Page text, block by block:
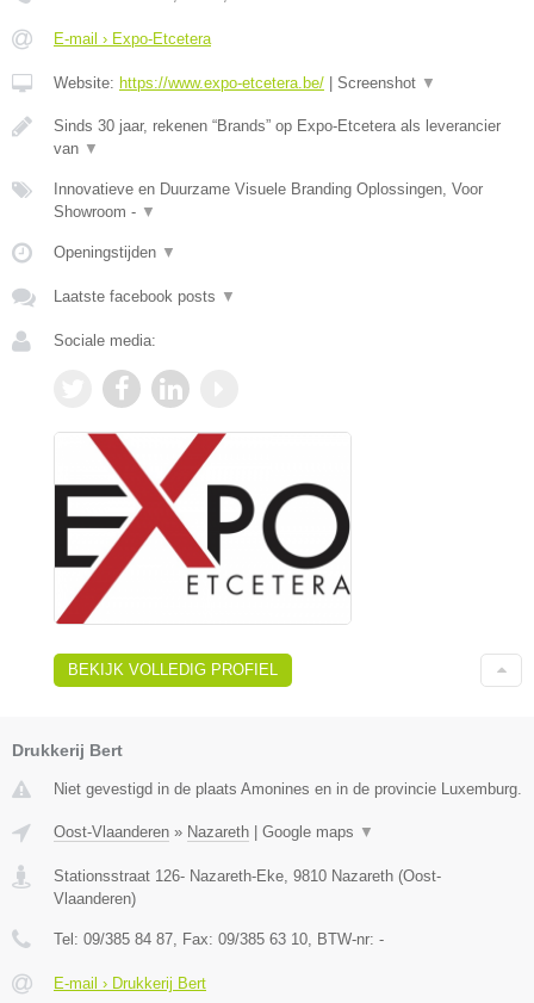
E-mail › Expo-Etcetera
Website: https://www.expo-etcetera.be/ | Screenshot ▼
Sinds 30 jaar, rekenen “Brands” op Expo-Etcetera als leverancier
van ▼
Innovatieve en Duurzame Visuele Branding Oplossingen, Voor
Showroom - ▼
Openingstijden ▼
Laatste facebook posts ▼
Sociale media:
BEKIJK VOLLEDIG PROFIEL
Drukkerij Bert
Niet gevestigd in de plaats Amonines en in de provincie Luxemburg.
Oost-Vlaanderen » Nazareth Google maps ▼
Stationsstraat 126- Nazareth-Eke, 9810 Nazareth (Oost-
Vlaanderen)
Tel: 09/385 84 87, Fax: 09/385 63 10, BTW-nr: -
E-mail › Drukkerij Bert